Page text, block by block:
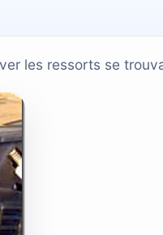
les ressorts se